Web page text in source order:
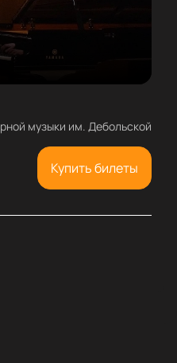
музыки им. Дебольской
Купить билеты